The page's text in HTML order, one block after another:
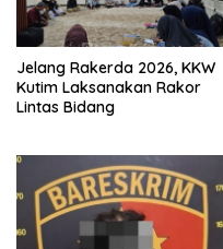
Jelang Rakerda 2026, KKW
Kutim Laksanakan Rakor
Lintas Bidang